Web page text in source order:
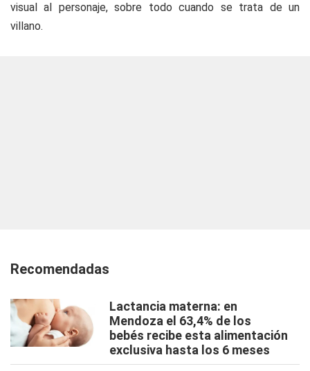
visual al personaje, sobre todo cuando se trata de un
villano.
Recomendadas
Lactancia materna: en
Mendoza el 63,4% de los
bebés recibe esta alimentación
exclusiva hasta los 6 meses